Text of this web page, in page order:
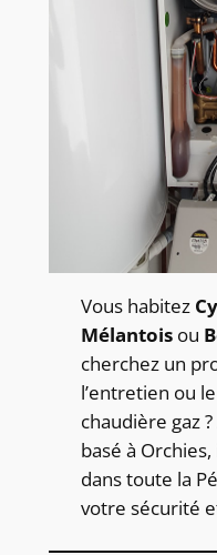
Vous habitez
Mélantoisou
cherchez un
l’entretien ou
chaudière gaz ?
basé à
dans toute la
votre sécurité